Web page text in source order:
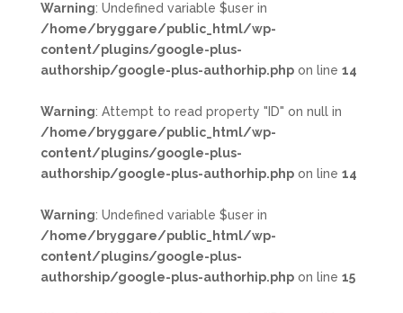
Warning: Undefined variable $user in
/home/bryggare/public_html/wp-
content/plugins/google-plus-
authorship/google-plus-authorhip.phpon line 14
Warning: Attempt to read property "ID" on null in
/home/bryggare/public_html/wp-
content/plugins/google-plus-
authorship/google-plus-authorhip.phpon line 14
Warning: Undefined variable $user in
/home/bryggare/public_html/wp-
content/plugins/google-plus-
authorship/google-plus-authorhip.phpon line 15